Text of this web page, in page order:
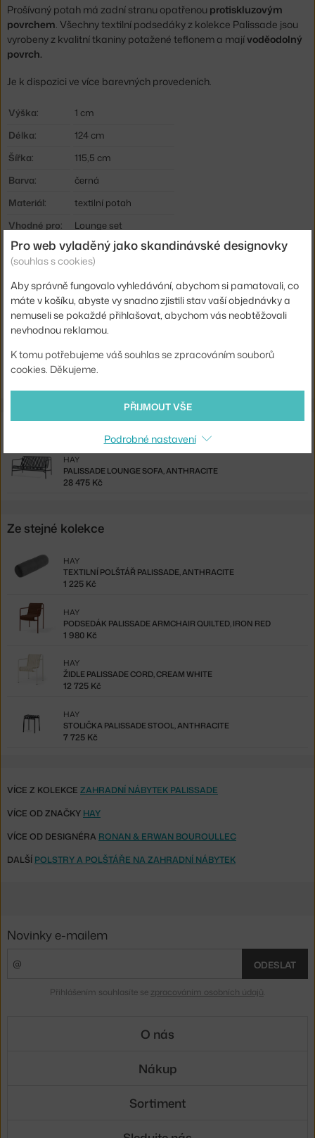
Prošívaný potah má zadní stranu opatřenou protiskluzovým
povrchem. Všechny textilní podsedáky z kolekce Palissade jsou
vyrobeny z kvalitní tkaniny potažené teflonem a majívoděodolný
povrch.
Je k dispozici ve více barevných provedeních.
Výška:
1 cm
Délka:
124 cm
Šířka:
115,5 cm
Barva:
černá
Materiál:
textilní potah
Vhodné pro:
Lounge set
Typ:
Polstrování
Kód produktu
HAY-AB562-B287-AF12
EAN
5710441273011
Ste zo Slovenska? Prejdite na
Shopping from the EU? Switch toPalissade Sofa Quilted Cushion,
anthracite
Související produkty
PALISSADE LOUNGE SOFA, ANTHRACITE
HAY
28 475 Kč
Ze stejné kolekce
TEXTILNÍ POLŠTÁŘ PALISSADE, ANTHRACITE
HAY
1 225 Kč
PODSEDÁK PALISSADE ARMCHAIR QUILTED, IRON RED
HAY
1 980 Kč
ŽIDLE PALISSADE CORD, CREAM WHITE
HAY
12 725 Kč
STOLIČKA PALISSADE STOOL, ANTHRACITE
HAY
7 725 Kč
VÍCE Z KOLEKCE ZAHRADNÍ NÁBYTEK PALISSADE
VÍCE OD ZNAČKY HAY
VÍCE OD DESIGNÉRA RONAN & ERWAN BOUROULLEC
DALŠÍ POLSTRY A POLŠTÁŘE NA ZAHRADNÍ NÁBYTEK
Pro web vyladěný jako skandinávské designovky
(souhlas s cookies)
Aby správně fungovalo vyhledávání, abychom si pamatovali, co
máte v košíku, abyste vy snadno zjistili stav vaší objednávky a
nemuseli se pokaždé přihlašovat, abychom vás neobtěžovali
nevhodnou reklamou.
K tomu potřebujeme váš souhlas se zpracováním souborů
cookies. Děkujeme.
PŘIJMOUT VŠE
Podrobné nastavení
Novinky e-mailem
ODESLAT
Přihlášením souhlasíte se zpracováním osobních údajů
O nás
Nákup
Sortiment